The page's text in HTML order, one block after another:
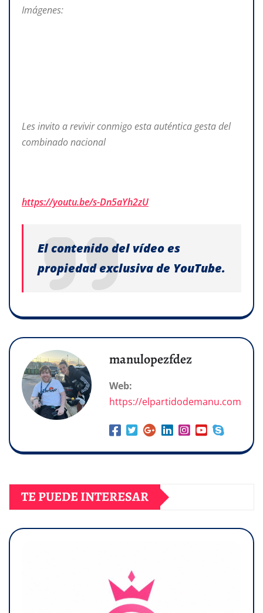
Imágenes:
Les invito a revivir conmigo esta auténtica gesta del
combinado nacional
https://youtu.be/s-Dn5aYh2zU
El contenido del vídeo es
propiedad exclusiva de YouTube.
manulopezfdez
Web:
https://elpartidodemanu.com
TE PUEDE INTERESAR